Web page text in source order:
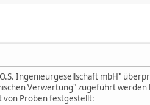
Ingenieurgesellschaft mbH"
Verwertung" zugeführt werden
von Proben festgestellt: